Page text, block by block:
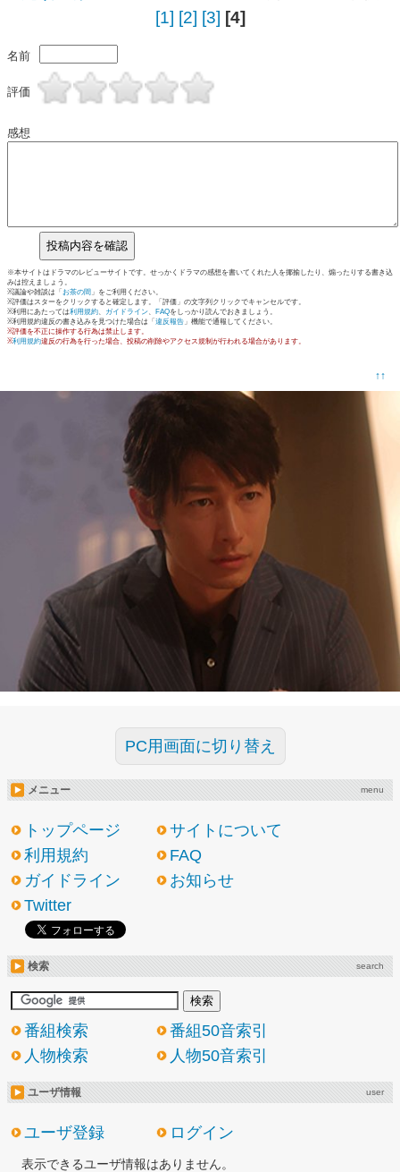
[1] [2] [3] [4]
名前
評価
感想
※本サイトはドラマのレビューサイトです。せっかくドラマの感想を書いてくれた人を揶揄したり、煽ったりする書き込
みは控えましょう。
※議論や雑談は「 お茶の間 」をご利用ください。
※評価はスターをクリックすると確定します。「評価」の文字列クリックでキャンセルです。
※利用にあたっては利用規約、 ガイドライン、 FAQをしっかり読んでおきましょう。
※利用規約違反の書き込みを見つけた場合は「 違反報告 」機能で通報してください。
※評価を不正に操作する行為は禁止します。
※利用規約違反の行為を行った場合、投稿の削除やアクセス規制が行われる場合があります。
↑↑
PC用画面に切り替え
メニュー menu
トップページ
サイトについて
利用規約
FAQ
ガイドライン
お知らせ
Twitter
検索 search
番組検索
番組50音索引
人物検索
人物50音索引
ユーザ情報 user
ユーザ登録 ログイン
表示できるユーザ情報はありません。